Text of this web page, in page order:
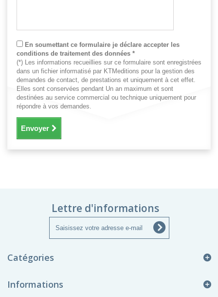
En soumettant ce formulaire je déclare accepter les
conditions de traitement des données *
(*) Les informations recueillies sur ce formulaire sont enregistrées
dans un fichier informatisé par KTMeditions pour la gestion des
demandes de contact, de prestations et uniquement à cet effet.
Elles sont conservées pendant Un an maximum et sont
destinées au service commercial ou technique uniquement pour
répondre à vos demandes.
Envoyer
Lettre d'informations
Catégories
Informations